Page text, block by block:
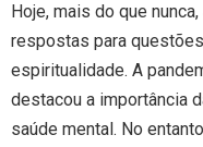
Hoje, mais do que
respostas para
espiritualidade. A
destacou a importância
saúde mental. No